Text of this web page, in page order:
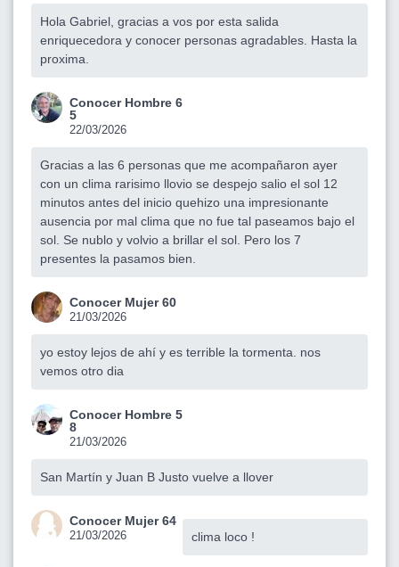
Hola Gabriel, gracias a vos por esta salida
enriquecedora y conocer personas agradables. Hasta la
proxima.
Conocer Hombre 6
5
22/03/2026
Gracias a las 6 personas que me acompañaron ayer
con un clima rarisimo llovio se despejo salio el sol 12
minutos antes del inicio quehizo una impresionante
ausencia por mal clima que no fue tal paseamos bajo el
sol. Se nublo y volvio a brillar el sol. Pero los 7
presentes la pasamos bien.
Conocer Mujer 60
21/03/2026
yo estoy lejos de ahí y es terrible la tormenta. nos
vemos otro dia
Conocer Hombre 5
8
21/03/2026
San Martín y Juan B Justo vuelve a llover
Conocer Mujer 64
21/03/2026 clima loco !